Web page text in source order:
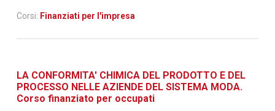
Corsi: Finanziati per l'impresa
LA CONFORMITA' CHIMICA DEL PRODOTTO E DEL
PROCESSO NELLE AZIENDE DEL SISTEMA MODA.
Corso finanziato per occupati